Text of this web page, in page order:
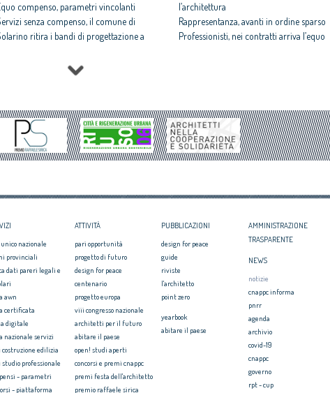
compenso, parametri vincolanti
senza compenso, il comune di
ritira i bandi di progettazione a
All'architettura rispettosa dello studio
caravatti_caravatti il Premio architetto
premi Architetto italiano e
Giovane talento 2017
Equo compenso, il CNAPPC ricorre alla
Europea dei Diritti dell’Uomo
l’architettura
Rappresentanza, avanti in ordine sparso
Professionisti, nei contratti arriva l’equo
degradate
Architetti: 'Comune e Consiglio di Stato,
svilito interesse pubblico'
nazionale
provinciali
dati pareri legali e
awn
certificata
digitale
nazionale servizi
costruzione edilizia
studio professionale
- parametri
- piattaforma
ATTIVITÀ
pari opportunità
progetto di futuro
design for peace
centenario
progetto europa
viii congresso nazionale
architetti per il futuro
abitare il paese
open! studi aperti
concorsi e premi cnappc
premi festa dell'architetto
premio raffaele sirica
PUBBLICAZIONI
design for peace
guide
riviste
l'architetto
point zero
yearbook
abitare il paese
AMMINISTRAZIONE
TRASPARENTE
NEWS
notizie
cnappc informa
pnrr
agenda
archivio
covid-19
cnappc
governo
rpt - cup